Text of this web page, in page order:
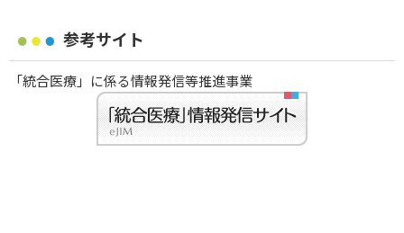
参考サイト
「統合医療」に係る情報発信等推進事業